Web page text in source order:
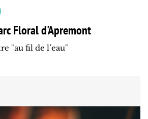
Floral d'Apremont
"au fil de l’eau"